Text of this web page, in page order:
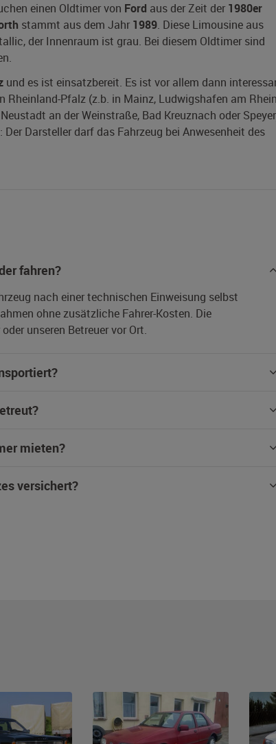
einen Oldtimer von Ford aus der Zeit der 1980er
stammt aus dem Jahr 1989. Diese Limousine aus
der Innenraum ist grau. Bei diesem Oldtimer sind
und es ist einsatzbereit. Es ist vor allem dann
Rheinland-Pfalz (z.b. in Mainz, Ludwigshafen am
an der Weinstraße, Bad Kreuznach oder
Darsteller darf das Fahrzeug bei Anwesenheit des
fahren?
nach einer technischen Einweisung selbst
ohne zusätzliche Fahrer-Kosten. Die
unseren Betreuer vor Ort.
mieten?
versichert?